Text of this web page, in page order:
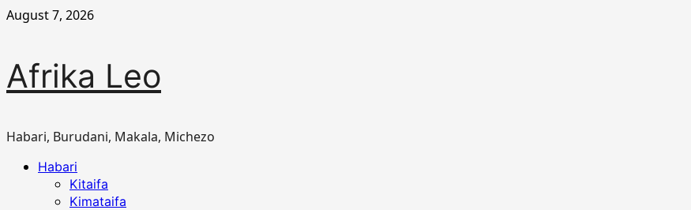
Skip
August 7, 2026
Afrika Leo
Habari, Burudani, Makala, Michezo
PrimaryHabari
Kitaifa
Kimataifa